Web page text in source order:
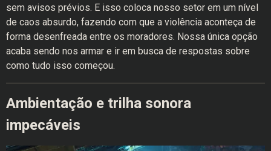
sem avisos prévios. E isso coloca nosso setor em um nível
de caos absurdo, fazendo com que a violência aconteça de
forma desenfreada entre os moradores. Nossa única opção
acaba sendo nos armar e ir em busca de respostas sobre
como tudo isso começou.
Ambientação e trilha sonora
impecáveis